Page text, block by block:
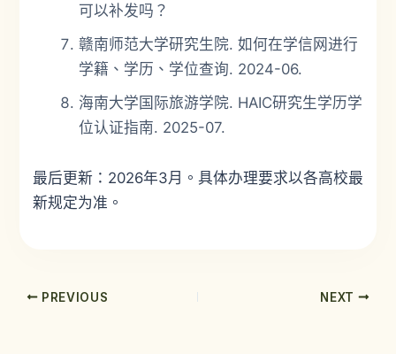
可以补发吗？
赣南师范大学研究生院. 如何在学信网进行
学籍、学历、学位查询. 2024-06.
海南大学国际旅游学院. HAIC研究生学历学
位认证指南. 2025-07.
最后更新：2026年3月。具体办理要求以各高校最
新规定为准。
PREVIOUS NEXT